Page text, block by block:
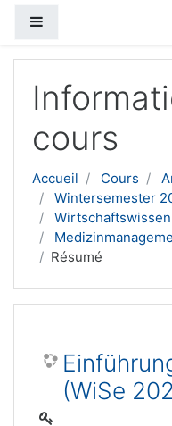
cours
Accueil Cours
Wintersemester
Résumé
(WiSe